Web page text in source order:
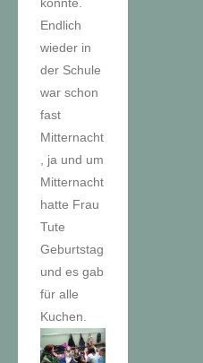
Endlich
wieder in
der Schule
war schon
fast
Mitternacht
, ja und um
Mitternacht
hatte Frau
Tute
Geburtstag
und es gab
für alle
Kuchen.